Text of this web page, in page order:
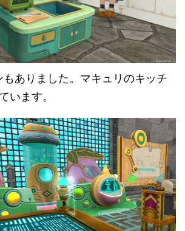
もありました。マキュリのキッチ
います。